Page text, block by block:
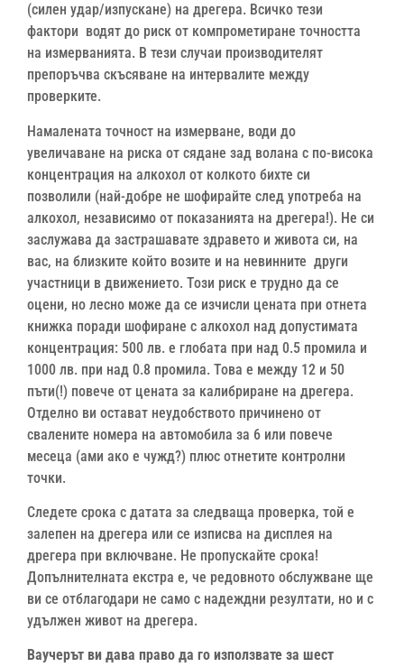
(силен удар/изпускане) на дрегера. Всичко тези
фактори водят до риск от компрометиране точността
на измерванията. В тези случаи производителят
препоръчва скъсяване на интервалите между
проверките.
Намалената точност на измерване, води до
увеличаване на риска от сядане зад волана с по-висока
концентрация на алкохол от колкото бихте си
позволили (най-добре не шофирайте след употреба на
алкохол, независимо от показанията на дрегера!). Не си
заслужава да застрашавате здравето и живота си, на
вас, на близките който возите и на невинните други
участници в движението. Този риск е трудно да се
оцени, но лесно може да се изчисли цената при отнета
книжка поради шофиране с алкохол над допустимата
концентрация: 500 лв. е глобата при над 0.5 промила и
1000 лв. при над 0.8 промила. Това е между 12 и 50
пъти(!) повече от цената за калибриране на дрегера.
Отделно ви остават неудобството причинено от
свалените номера на автомобила за 6 или повече
месеца (ами ако е чужд?) плюс отнетите контролни
точки.
Следете срока с датата за следваща проверка, той е
залепен на дрегера или се изписва на дисплея на
дрегера при включване. Не пропускайте срока!
Допълнителната екстра е, че редовното обслужване ще
ви се отблагодари не само с надеждни резултати, но и с
удължен живот на дрегера.
Ваучерът ви дава право да го използвате за шест